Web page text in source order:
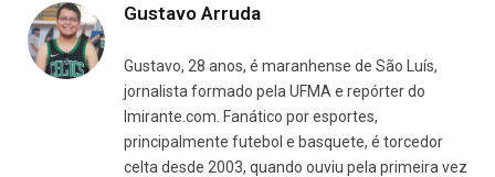
Gustavo Arruda
Gustavo, 28 anos, é maranhense de São Luís,
jornalista formado pela UFMA e repórter do
Imirante.com. Fanático por esportes,
principalmente futebol e basquete, é torcedor
celta desde 2003, quando ouviu pela primeira vez